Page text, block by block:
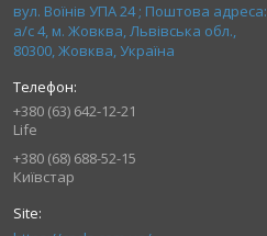
вул. Воїнів УПА 24 ; Поштова адреса:
а/с 4, м. Жовква, Львівська обл.,
80300, Жовква, Україна
+380 (63) 642-12-21
Life
+380 (68) 688-52-15
Київстар